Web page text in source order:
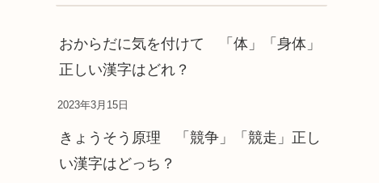
おからだに気を付けて 「体」「身体」
正しい漢字はどれ？
2023年3月15日
きょうそう原理 「競争」「競走」正し
い漢字はどっち？